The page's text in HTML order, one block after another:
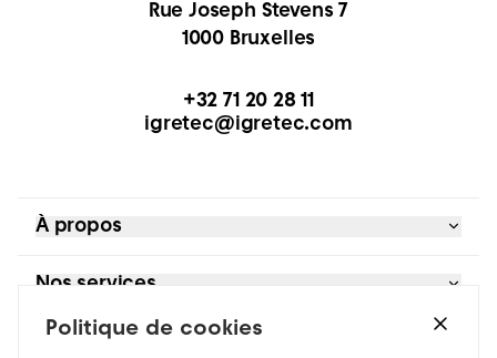
Rue Joseph Stevens 7
1000 Bruxelles
+32 71 20 28 11
igretec@igretec.com
À propos
Références
À propos
Nos services
Bureau d’études
Politique de cookies